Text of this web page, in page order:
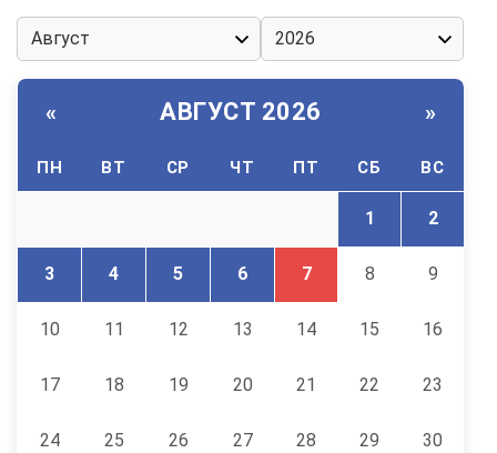
« АВГУСТ 2026 »
ПН ВТ СР ЧТ ПТ СБ ВС
1 2
3 4 5 6 7 8 9
10 11 12 13 14 15 16
17 18 19 20 21 22 23
24 25 26 27 28 29 30